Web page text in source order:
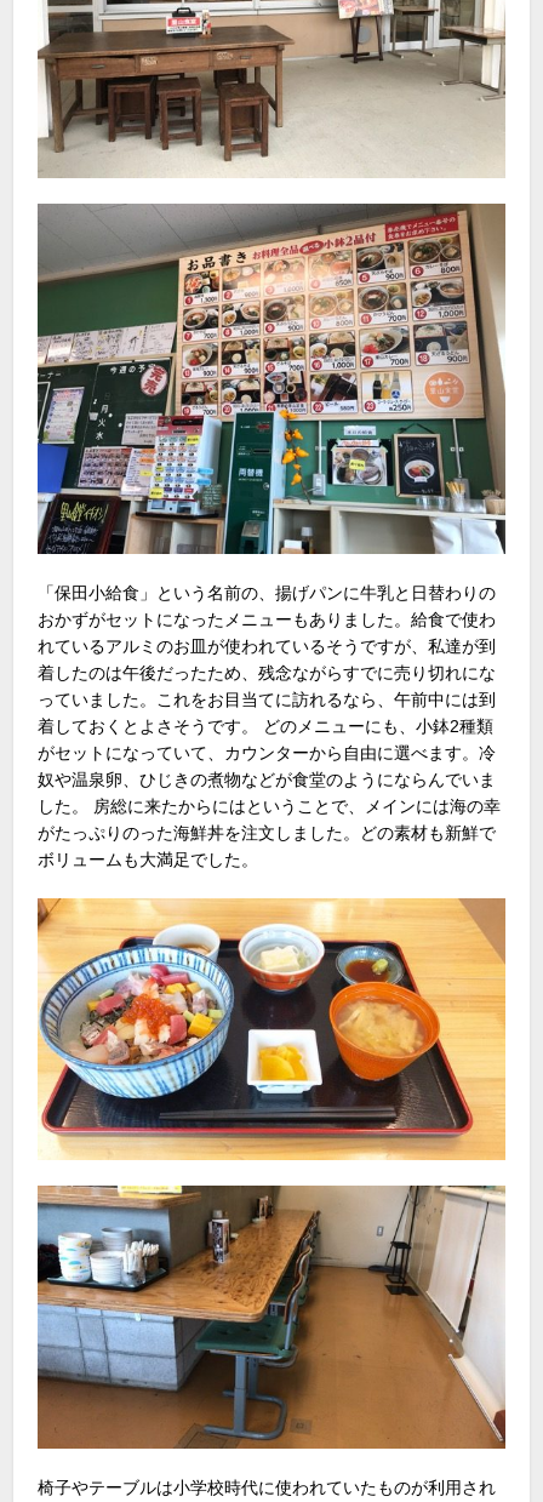
「保田小給食」という名前の、揚げパンに牛乳と日替わりの
おかずがセットになったメニューもありました。給食で使わ
れているアルミのお皿が使われているそうですが、私達が到
着したのは午後だったため、残念ながらすでに売り切れにな
っていました。これをお目当てに訪れるなら、午前中には到
着しておくとよさそうです。 どのメニューにも、小鉢2種類
がセットになっていて、カウンターから自由に選べます。冷
奴や温泉卵、ひじきの煮物などが食堂のようにならんでいま
した。 房総に来たからにはということで、メインには海の幸
がたっぷりのった海鮮丼を注文しました。どの素材も新鮮で
ボリュームも大満足でした。
椅子やテーブルは小学校時代に使われていたものが利用され